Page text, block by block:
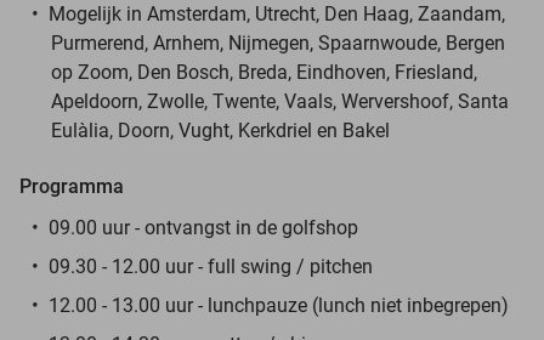
Mogelijk in Amsterdam, Utrecht, Den Haag, Zaandam,
Purmerend, Arnhem, Nijmegen, Spaarnwoude, Bergen
op Zoom, Den Bosch, Breda, Eindhoven, Friesland,
Apeldoorn, Zwolle, Twente, Vaals, Wervershoof, Santa
Eulàlia, Doorn, Vught, Kerkdriel en Bakel
Programma
09.00 uur - ontvangst in de golfshop
09.30 - 12.00 uur - full swing / pitchen
12.00 - 13.00 uur - lunchpauze (lunch niet inbegrepen)